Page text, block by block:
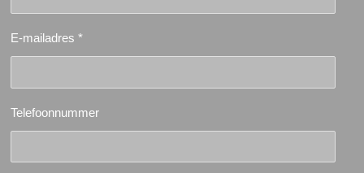
E-mailadres *
Telefoonnummer